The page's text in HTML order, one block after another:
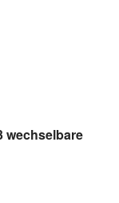
wechselbare